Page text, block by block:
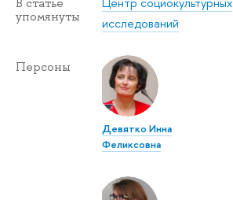
упомянуты
исследований
Персоны
Девятко Инна
Феликсовна